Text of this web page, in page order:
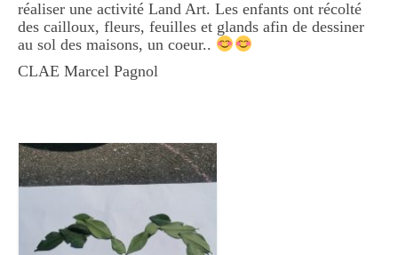
Jardin sans terrain
Les astuces du jardinier
Pour protéger
Ce mois-ci
réaliser une activité Land Art. Les enfants ont récolté
des cailloux, fleurs, feuilles et glands afin de dessiner
au sol des maisons, un coeur..
CLAE Marcel Pagnol